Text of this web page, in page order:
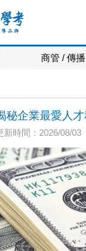
商管 / 傳播
企業最愛人
新時間：2026/08/03